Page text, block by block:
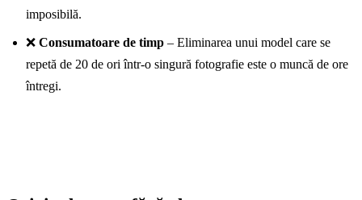
imposibilă.
❌ Consumatoare de timp – Eliminarea unui model care se
repetă de 20 de ori într-o singură fotografie este o muncă de ore
întregi.